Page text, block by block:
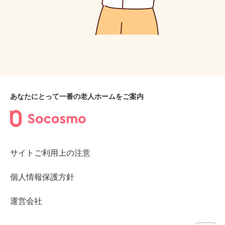
あなたにとって一番の老人ホームをご案内
サイトご利用上の注意
個人情報保護方針
運営会社